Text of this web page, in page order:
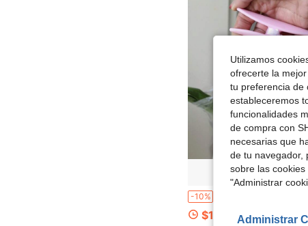
-10%
$1.88
Utilizamos
ofrecerte la
tu preferencia de
estableceremos
funcionalidades
de compra con
necesarias que
de tu navegador,
sobre las
"Administrar
Administrar